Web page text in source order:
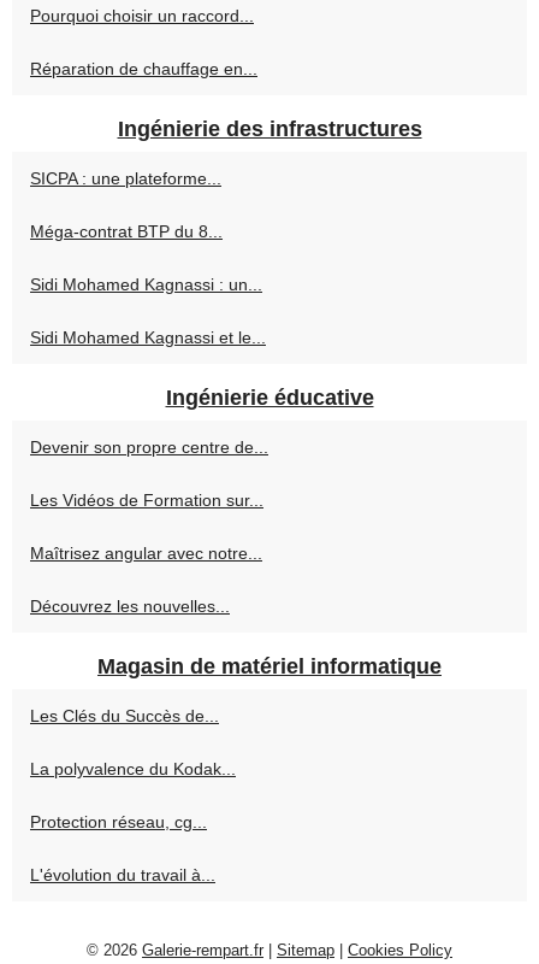
Pourquoi choisir un raccord...
Réparation de chauffage en...
Ingénierie des infrastructures
SICPA : une plateforme...
Méga-contrat BTP du 8...
Sidi Mohamed Kagnassi : un...
Sidi Mohamed Kagnassi et le...
Ingénierie éducative
Devenir son propre centre de...
Les Vidéos de Formation sur...
Maîtrisez angular avec notre...
Découvrez les nouvelles...
Magasin de matériel informatique
Les Clés du Succès de...
La polyvalence du Kodak...
Protection réseau, cg...
L'évolution du travail à...
© 2026 Galerie-rempart.fr Sitemap Cookies Policy